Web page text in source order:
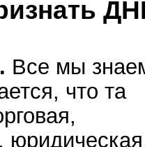
Все мы
что та